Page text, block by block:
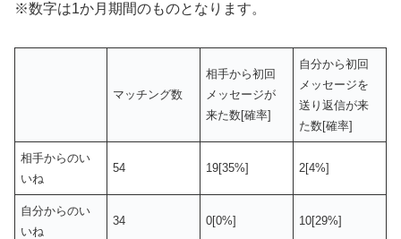
※数字は1か月期間のものとなります。
マッチング数
相手から初回
メッセージが
来た数[確率]
自分から初回
メッセージを
送り返信が来
た数[確率]
相手からのい
いね
54 19[35%] 2[4%]
自分からのい
いね
34 0[0%] 10[29%]